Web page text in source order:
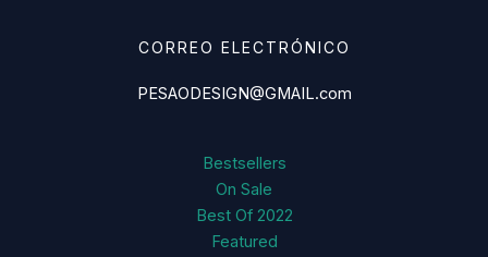
CORREO ELECTRÓNICO
PESAODESIGN@GMAIL.com
Bestsellers
On Sale
Best Of 2022
Featured